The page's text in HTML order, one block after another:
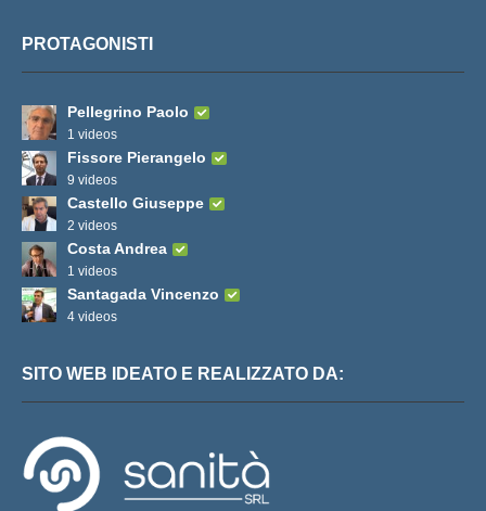
PROTAGONISTI
Pellegrino Paolo
1 videos
Fissore Pierangelo
9 videos
Castello Giuseppe
2 videos
Costa Andrea
1 videos
Santagada Vincenzo
4 videos
SITO WEB IDEATO E REALIZZATO DA: